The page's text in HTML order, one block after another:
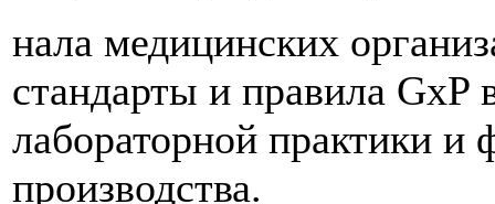
нала медицинских
стандарты и правила GxP
лабораторной практики и
производства.